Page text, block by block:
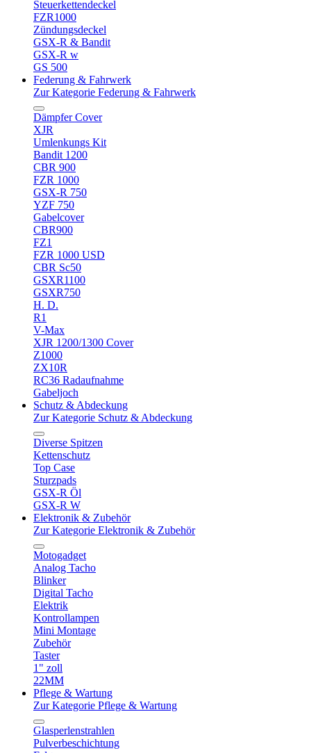
Steuerkettendeckel
FZR1000
Zündungsdeckel
GSX-R & Bandit
GSX-R w
GS 500
Federung & Fahrwerk
Zur Kategorie Federung & Fahrwerk
Dämpfer Cover
XJR
Umlenkungs Kit
Bandit 1200
CBR 900
FZR 1000
GSX-R 750
YZF 750
Gabelcover
CBR900
FZ1
FZR 1000 USD
CBR Sc50
GSXR1100
GSXR750
H. D.
R1
V-Max
XJR 1200/1300 Cover
Z1000
ZX10R
RC36 Radaufnahme
Gabeljoch
Schutz & Abdeckung
Zur Kategorie Schutz & Abdeckung
Diverse Spitzen
Kettenschutz
Top Case
Sturzpads
GSX-R Öl
GSX-R W
Elektronik & Zubehör
Zur Kategorie Elektronik & Zubehör
Motogadget
Analog Tacho
Blinker
Digital Tacho
Elektrik
Kontrollampen
Mini Montage
Zubehör
Taster
1" zoll
22MM
Pflege & Wartung
Zur Kategorie Pflege & Wartung
Glasperlenstrahlen
Pulverbeschichtung